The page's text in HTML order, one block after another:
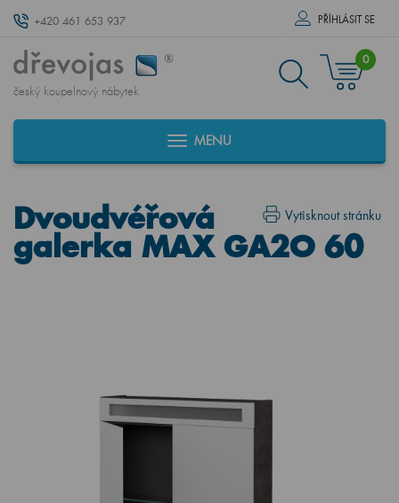
+420 461 653 937 PŘÍHLÁSIT SE
český koupelnový nábytek
0
MENU
Vytisknout stránku
Dvoudvéřová
galerka MAX GA2O 60